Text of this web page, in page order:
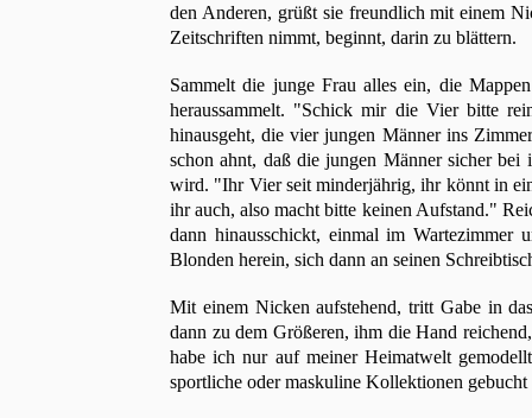
den Anderen, grüßt sie freundlich mit einem
Zeitschriften nimmt, beginnt, darin zu blättern.
Sammelt die junge Frau alles ein, die
heraussammelt. "Schick mir die Vier bitte
hinausgeht, die vier jungen Männer ins
schon ahnt, daß die jungen Männer sicher bei
wird. "Ihr Vier seit minderjährig, ihr könnt in
ihr auch, also macht bitte keinen Aufstand."
dann hinausschickt, einmal im
Blonden herein, sich dann an seinen
Mit einem Nicken aufstehend, tritt Gabe in
dann zu dem Größeren, ihm die Hand
habe ich nur auf meiner Heimatwelt
sportliche oder maskuline Kollektionen